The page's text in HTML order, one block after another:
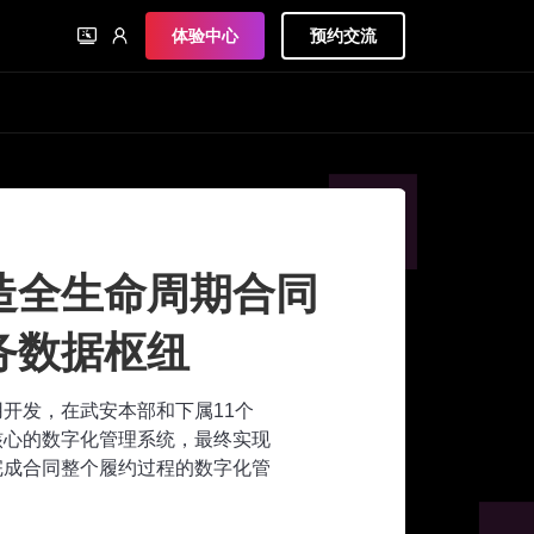
体验中心 预约交流
生命周期合同
数据枢纽
发，在武安本部和下属11个
的数字化管理系统，最终实现
合同整个履约过程的数字化管